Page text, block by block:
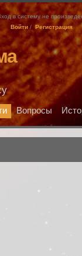
в систему не
Войти / Регистрация
Вопросы